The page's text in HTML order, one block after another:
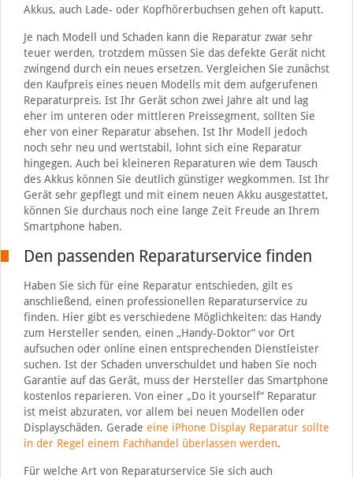
Akkus, auch Lade- oder Kopfhörerbuchsen gehen oft kaputt.
Je nach Modell und Schaden kann die Reparatur zwar sehr
teuer werden, trotzdem müssen Sie das defekte Gerät nicht
zwingend durch ein neues ersetzen. Vergleichen Sie zunächst
den Kaufpreis eines neuen Modells mit dem aufgerufenen
Reparaturpreis. Ist Ihr Gerät schon zwei Jahre alt und lag
eher im unteren oder mittleren Preissegment, sollten Sie
eher von einer Reparatur absehen. Ist Ihr Modell jedoch
noch sehr neu und wertstabil, lohnt sich eine Reparatur
hingegen. Auch bei kleineren Reparaturen wie dem Tausch
des Akkus können Sie deutlich günstiger wegkommen. Ist Ihr
Gerät sehr gepflegt und mit einem neuen Akku ausgestattet,
können Sie durchaus noch eine lange Zeit Freude an Ihrem
Smartphone haben.
Den passenden Reparaturservice finden
Haben Sie sich für eine Reparatur entschieden, gilt es
anschließend, einen professionellen Reparaturservice zu
finden. Hier gibt es verschiedene Möglichkeiten: das Handy
zum Hersteller senden, einen „Handy-Doktor“ vor Ort
aufsuchen oder online einen entsprechenden Dienstleister
suchen. Ist der Schaden unverschuldet und haben Sie noch
Garantie auf das Gerät, muss der Hersteller das Smartphone
kostenlos reparieren. Von einer „Do it yourself“ Reparatur
ist meist abzuraten, vor allem bei neuen Modellen oder
Displayschäden. Gerade eine iPhone Display Reparatur sollte
in der Regel einem Fachhandel überlassen werden.
Für welche Art von Reparaturservice Sie sich auch